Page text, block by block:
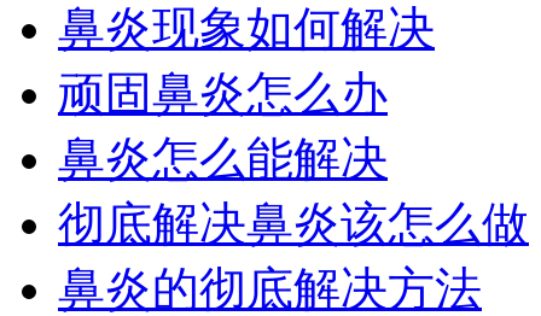
鼻炎现象如何解决
顽固鼻炎怎么办
鼻炎怎么能解决
彻底解决鼻炎该怎么做
鼻炎的彻底解决方法